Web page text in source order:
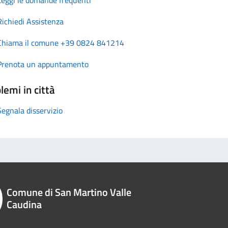
Assistenza
il comune +39 0824 841214
un appuntamento
in città
disservizio
Comune di San Martino Valle
Caudina